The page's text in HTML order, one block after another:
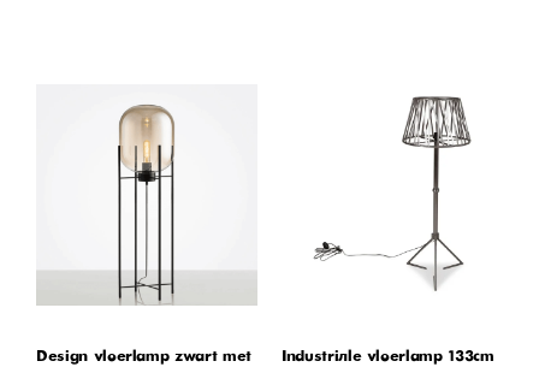
Design vloerlamp zwart met
Industriële vloerlamp 133cm